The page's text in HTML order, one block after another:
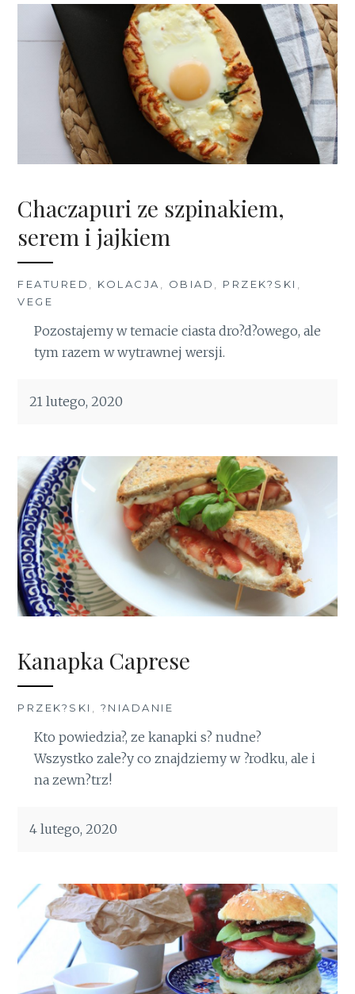
Chaczapuri ze szpinakiem,
serem i jajkiem
FEATURED KOLACJA OBIAD PRZEK?SKI
VEGE
Pozostajemy w temacie ciasta dro?d?owego, ale
tym razem w wytrawnej wersji.
21 lutego, 2020
Kanapka Caprese
PRZEK?SKI ?NIADANIE
Kto powiedzia?, ze kanapki s? nudne?
Wszystko zale?y co znajdziemy w ?rodku, ale i
na zewn?trz!
4 lutego, 2020